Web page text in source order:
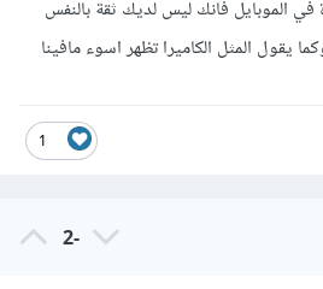
الموبايل فانك ليس لديك ثقة بالنفس
يقول المثل الكاميرا تظهر اسوء مافينا
1
-2